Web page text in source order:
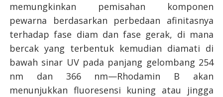
memungkinkan pemisahan komponen
pewarna berdasarkan perbedaan afinitasnya
terhadap fase diam dan fase gerak, di mana
bercak yang terbentuk kemudian diamati di
bawah sinar UV pada panjang gelombang 254
nm dan 366 nm—Rhodamin B akan
menunjukkan fluoresensi kuning atau jingga